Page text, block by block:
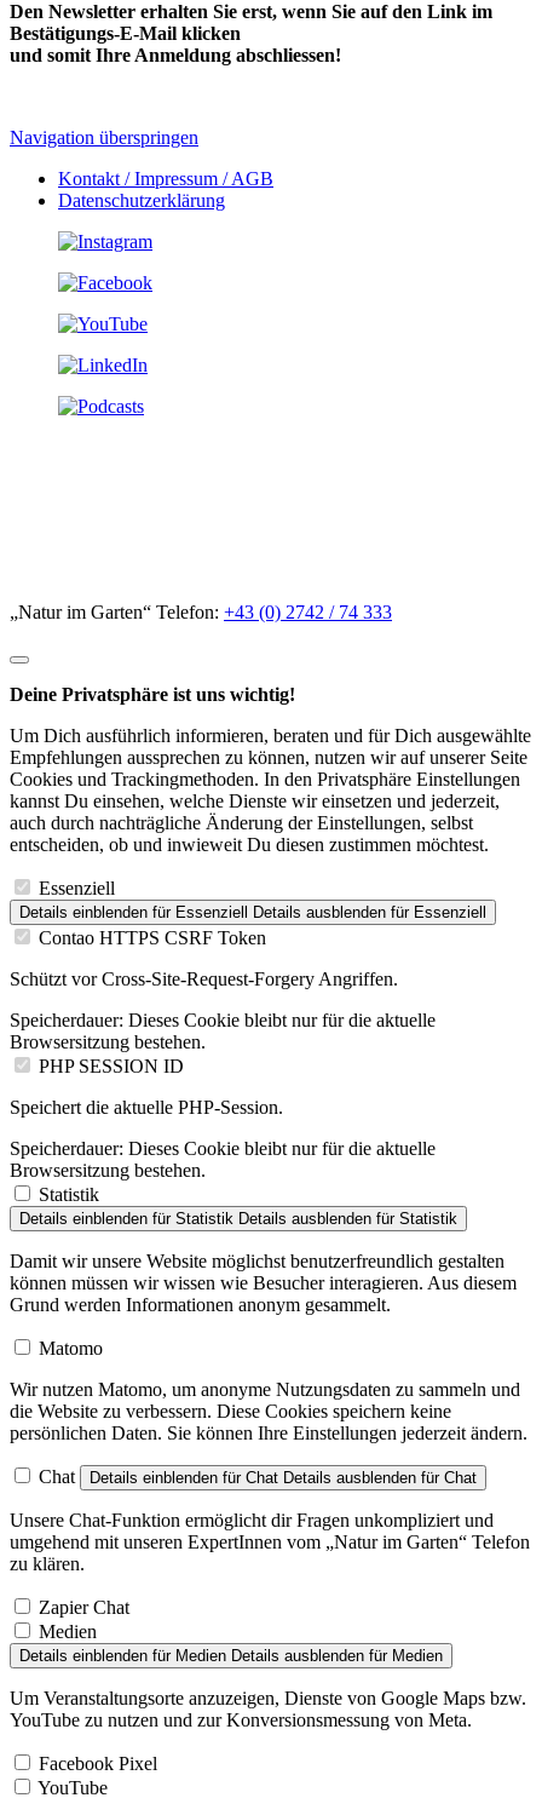
Den Newsletter erhalten Sie erst, wenn Sie auf den Link im
Bestätigungs-E-Mail klicken
und somit Ihre Anmeldung abschliessen!
Navigation überspringen
Kontakt / Impressum / AGB
Datenschutzerklärung
„Natur im Garten“ Telefon: +43 (0) 2742 / 74 333
Deine Privatsphäre ist uns wichtig!
Um Dich ausführlich informieren, beraten und für Dich ausgewählte
Empfehlungen aussprechen zu können, nutzen wir auf unserer Seite
Cookies und Trackingmethoden. In den Privatsphäre Einstellungen
kannst Du einsehen, welche Dienste wir einsetzen und jederzeit,
auch durch nachträgliche Änderung der Einstellungen, selbst
entscheiden, ob und inwieweit Du diesen zustimmen möchtest.
Essenziell
Details einblenden für Essenziell Details ausblenden für Essenziell
Contao HTTPS CSRF Token
Schützt vor Cross-Site-Request-Forgery Angriffen.
Speicherdauer: Dieses Cookie bleibt nur für die aktuelle
Browsersitzung bestehen.
PHP SESSION ID
Speichert die aktuelle PHP-Session.
Speicherdauer: Dieses Cookie bleibt nur für die aktuelle
Browsersitzung bestehen.
Statistik
Details einblenden für Statistik Details ausblenden für Statistik
Damit wir unsere Website möglichst benutzerfreundlich gestalten
können müssen wir wissen wie Besucher interagieren. Aus diesem
Grund werden Informationen anonym gesammelt.
Matomo
Wir nutzen Matomo, um anonyme Nutzungsdaten zu sammeln und
die Website zu verbessern. Diese Cookies speichern keine
persönlichen Daten. Sie können Ihre Einstellungen jederzeit ändern.
Chat Details einblenden für Chat Details ausblenden für Chat
Unsere Chat-Funktion ermöglicht dir Fragen unkompliziert und
umgehend mit unseren ExpertInnen vom „Natur im Garten“ Telefon
zu klären.
Zapier Chat
Medien
Details einblenden für Medien Details ausblenden für Medien
Um Veranstaltungsorte anzuzeigen, Dienste von Google Maps bzw.
YouTube zu nutzen und zur Konversionsmessung von Meta.
Facebook Pixel
YouTube